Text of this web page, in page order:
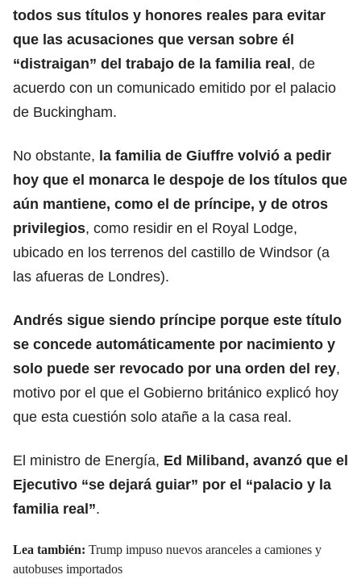
todos sus títulos y honores reales para evitar
que las acusaciones que versan sobre él
“distraigan” del trabajo de la familia real, de
acuerdo con un comunicado emitido por el palacio
de Buckingham.
No obstante, la familia de Giuffre volvió a pedir
hoy que el monarca le despoje de los títulos que
aún mantiene, como el de príncipe, y de otros
privilegios, como residir en el Royal Lodge,
ubicado en los terrenos del castillo de Windsor (a
las afueras de Londres).
Andrés sigue siendo príncipe porque este título
se concede automáticamente por nacimiento y
solo puede ser revocado por una orden del rey,
motivo por el que el Gobierno británico explicó hoy
que esta cuestión solo atañe a la casa real.
El ministro de Energía, Ed Miliband, avanzó que el
Ejecutivo “se dejará guiar” por el “palacio y la
familia real”.
Lea también: Trump impuso nuevos aranceles a camiones y
autobuses importados